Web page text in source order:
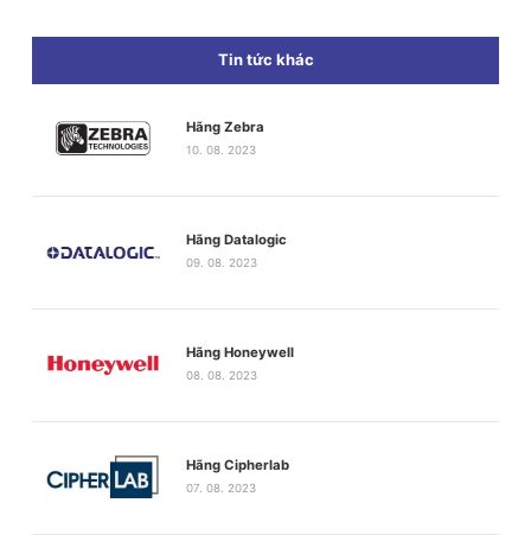
Tin tức khác
Hãng Zebra
10. 08. 2023
Hãng Datalogic
09. 08. 2023
Hãng Honeywell
08. 08. 2023
Hãng Cipherlab
07. 08. 2023